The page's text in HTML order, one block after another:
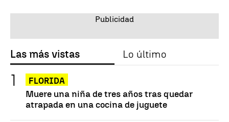
Las más vistas Lo último
FLORIDA
Muere una niña de tres años tras quedar
atrapada en una cocina de juguete